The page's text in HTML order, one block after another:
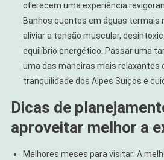
oferecem uma experiência
Banhos quentes em águas termais
aliviar a tensão muscular,
equilíbrio energético. Passar uma
uma das maneiras mais relaxantes
tranquilidade dos Alpes Suíços e
Dicas de
aproveitar melhor a
Melhores meses para visitar: A